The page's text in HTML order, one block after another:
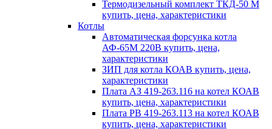
Термодизельный комплект ТКД-50 М
купить, цена, характеристики
Котлы
Автоматическая форсунка котла
АФ-65М 220В купить, цена,
характеристики
ЗИП для котла КОАВ купить, цена,
характеристики
Плата АЗ 419-263.116 на котел КОАВ
купить, цена, характеристики
Плата РВ 419-263.113 на котел КОАВ
купить, цена, характеристики